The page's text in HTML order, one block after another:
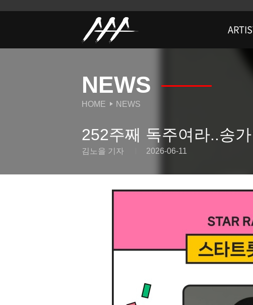
NEWS
HOME NEWS
252주째 독주여라..송
김노을 기자 2026-06-11